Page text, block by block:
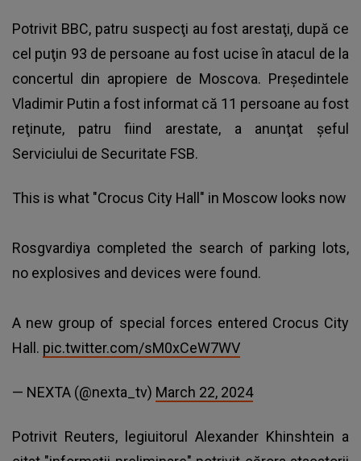
Potrivit BBC, patru suspecţi au fost arestaţi, după ce
cel puţin 93 de persoane au fost ucise în atacul de la
concertul din apropiere de Moscova. Preşedintele
Vladimir Putin a fost informat că 11 persoane au fost
reţinute, patru fiind arestate, a anunţat şeful
Serviciului de Securitate FSB.
This is what "Crocus City Hall" in Moscow looks now
Rosgvardiya completed the search of parking lots,
no explosives and devices were found.
A new group of special forces entered Crocus City
Hall. pic.twitter.com/sM0xCeW7WV
— NEXTA (@nexta_tv) March 22, 2024
Potrivit Reuters, legiuitorul Alexander Khinshtein a